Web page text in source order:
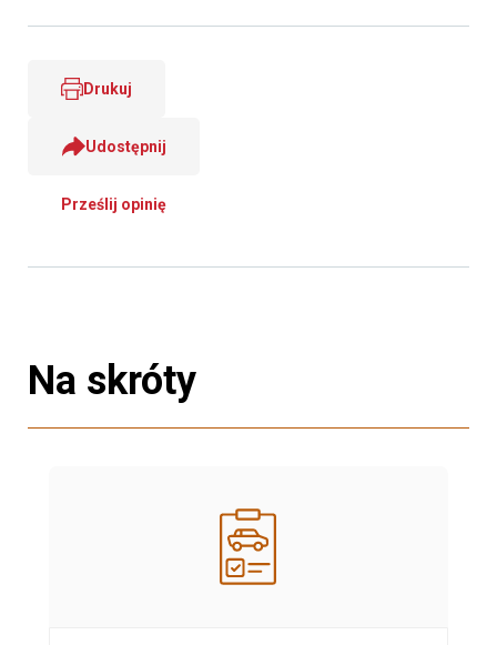
Drukuj
Udostępnij
Prześlij opinię
Na skróty